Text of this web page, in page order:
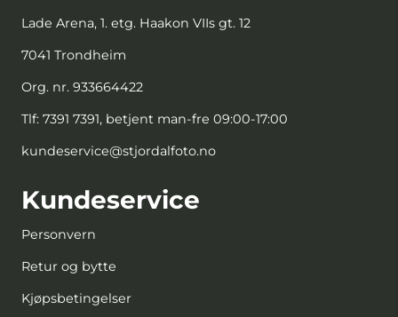
Lade Arena, 1. etg. Haakon VIIs gt. 12
7041 Trondheim
Org. nr. 933664422
Tlf: 7391 7391, betjent man-fre 09:00-17:00
kundeservice@stjordalfoto.no
Kundeservice
Personvern
Retur og bytte
Kjøpsbetingelser